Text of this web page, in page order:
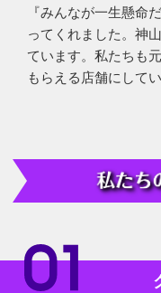
『みんなが一生懸命
ってくれました。神
ています。私たちも
もらえる店舗にして